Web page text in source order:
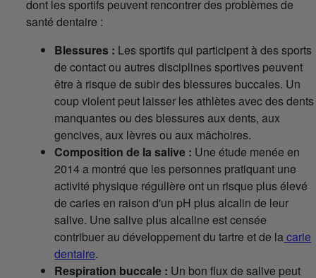
dont les sportifs peuvent rencontrer des problèmes de
santé dentaire :
Blessures : Les sportifs qui participent à des sports
de contact ou autres disciplines sportives peuvent
être à risque de subir des blessures buccales. Un
coup violent peut laisser les athlètes avec des dents
manquantes ou des blessures aux dents, aux
gencives, aux lèvres ou aux mâchoires.
Composition de la salive : Une étude menée en
2014 a montré que les personnes pratiquant une
activité physique régulière ont un risque plus élevé
de caries en raison d'un pH plus alcalin de leur
salive. Une salive plus alcaline est censée
contribuer au développement du tartre et de lacarie
dentaire.
Respiration buccale : Un bon flux de salive peut